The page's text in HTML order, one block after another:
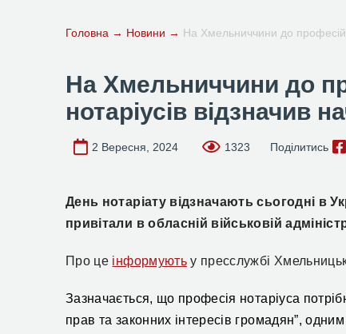
Головна → Новини → На Хмельниччини до
На Хмельниччини до
нотаріусів відзначив
2 Вересня, 2024 1323 Поділитись
День нотаріату відзначають сьогодні в
привітали в обласній військовій
Про це інформуютьу пресслужбі
Зазначається, що професія нотаріуса
прав та законних інтересів громадян”,